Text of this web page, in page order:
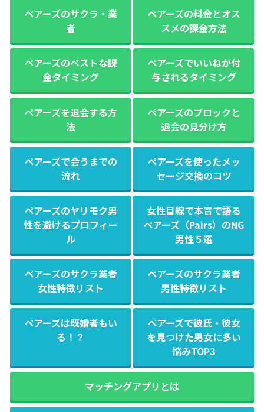
ペアーズのサクラ・業
者
ペアーズの料金とオス
スメの課金方法
ペアーズのベストな課
金タイミング
ペアーズでいいねが付
与されるタイミング
ペアーズを退会する方
法
ペアーズのブロックと
退会の見分け方
ペアーズで会うまでの
流れ
ペアーズを使ったメッ
セージ交換のコツ
ペアーズのヤリモク男
性を避けるプロフィー
ル
女性目線で本音で語る
ペアーズ（Pairs）のNG
男性５選
ペアーズのサクラ業者
女性特徴リスト
ペアーズのサクラ業者
男性特徴リスト
ペアーズは既婚者もい
る！？
ペアーズで彼氏・彼女
を見つけた男女に多い
悩みTOP3
マッチングアプリとは